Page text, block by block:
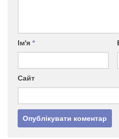
Ім'я *
Сайт